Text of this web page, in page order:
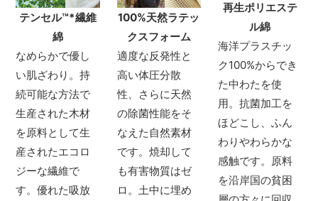
テンセル™*繊維
綿
なめらかで優し
い肌ざわり。持
続可能な方法で
生産された木材
を原料として生
産されたエコロ
ジーな繊維で
す。優れた吸放
100%天然ラテッ
クスフォーム
適度な反発性と
高い体圧分散
性、さらに天然
の除菌性能をそ
なえた自然素材
です。焼却して
も有害物質はゼ
ロ。土中に埋め
再生ポリエステ
ル綿
海洋プラスチッ
ク100%からでき
た中わたを使
用。抗菌加工を
ほどこし、ふん
わりやわらかな
感触です。原料
を沿岸国の貧困